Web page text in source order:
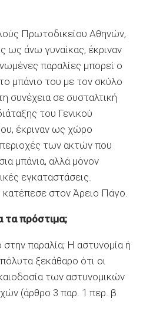
Πρωτοδικείου Αθηνών,
ως άνω γυναίκας, έκριναν
παραλίες μπορεί ο
μπάνιο του με τον σκύλο
συνέχεια σε συσταλτική
του Γενικού
έκριναν ως χώρο
των ακτών που
μπάνια, αλλά μόνον
εγκαταστάσεις.
στον Άρειο Πάγο.
τα πρόστιμα;
παραλία; Η αστυνομία ή
ξεκάθαρο ότι οι
των αστυνομικών
(άρθρο 3 παρ. 1 περ. β